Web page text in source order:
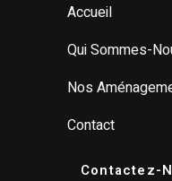
Accueil
Qui Sommes-
Nos
Contact
Contactez-